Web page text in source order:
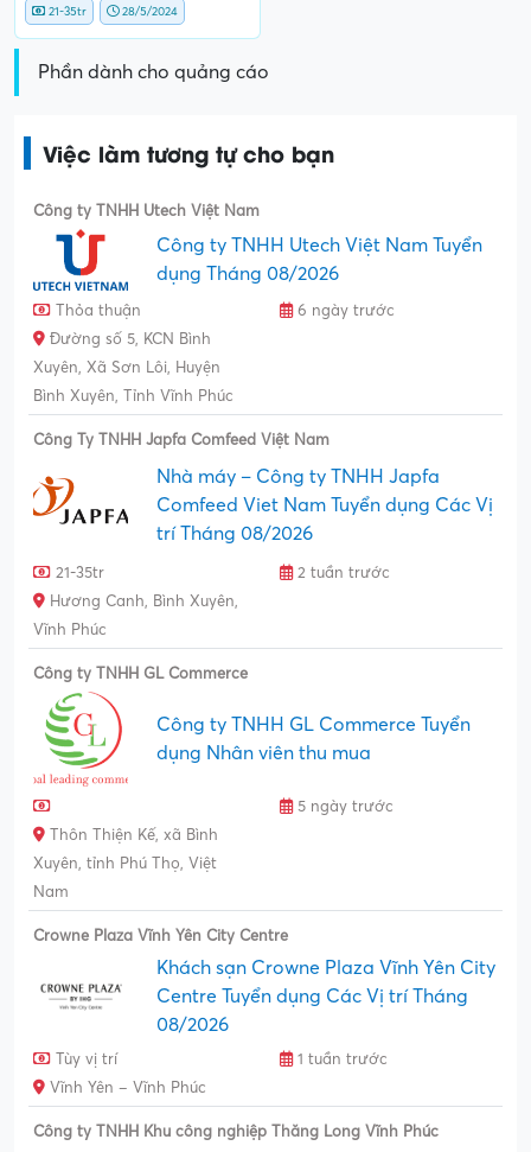
21-35tr 28/5/2024
Phần dành cho quảng cáo
Việc làm tương tự cho bạn
Công ty TNHH Utech Việt Nam
Công ty TNHH Utech Việt Nam Tuyển
dụng Tháng 08/2026
Thỏa thuận
6 ngày trước
Đường số 5, KCN Bình
Xuyên, Xã Sơn Lôi, Huyện
Bình Xuyên, Tỉnh Vĩnh Phúc
Công Ty TNHH Japfa Comfeed Việt Nam
Nhà máy – Công ty TNHH Japfa
Comfeed Viet Nam Tuyển dụng Các Vị
trí Tháng 08/2026
21-35tr
2 tuần trước
Hương Canh, Bình Xuyên,
Vĩnh Phúc
Công ty TNHH GL Commerce
Công ty TNHH GL Commerce Tuyển
dụng Nhân viên thu mua
5 ngày trước
Thôn Thiện Kế, xã Bình
Xuyên, tỉnh Phú Thọ, Việt
Nam
Crowne Plaza Vĩnh Yên City Centre
Khách sạn Crowne Plaza Vĩnh Yên City
Centre Tuyển dụng Các Vị trí Tháng
08/2026
Tùy vị trí
1 tuần trước
Vĩnh Yên – Vĩnh Phúc
Công ty TNHH Khu công nghiệp Thăng Long Vĩnh Phúc